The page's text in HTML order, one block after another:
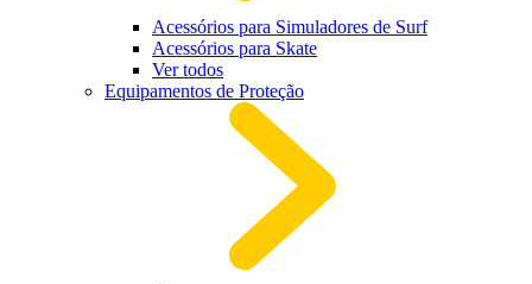
Acessórios para Simuladores de Surf
Acessórios para Skate
Ver todos
Equipamentos de Proteção